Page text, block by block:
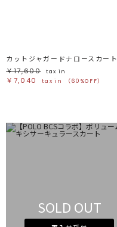
カットジャガードナロースカート
￥17,600
tax in
￥7,040 tax in （60%OFF）
SOLD OUT